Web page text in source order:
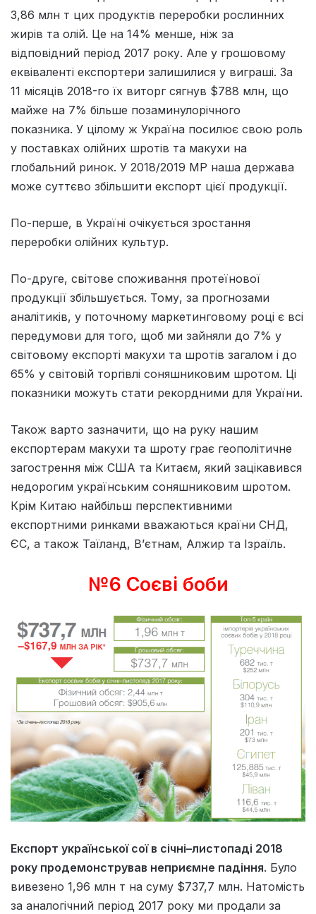
3,86 млн т цих продуктів переробки рослинних
жирів та олій. Це на 14% менше, ніж за
відповідний період 2017 року. Але у грошовому
еквіваленті експортери залишилися у виграші. За
11 місяців 2018-го їх виторг сягнув $788 млн, що
майже на 7% більше позаминулорічного
показника. У цілому ж Україна посилює свою роль
у поставках олійних шротів та макухи на
глобальний ринок. У 2018/2019 МР наша держава
може суттєво збільшити експорт цієї продукції.
По-перше, в Україні очікується зростання
переробки олійних культур.
По-друге, світове споживання протеїнової
продукції збільшується. Тому, за прогнозами
аналітиків, у поточному маркетинговому році є всі
передумови для того, щоб ми зайняли до 7% у
світовому експорті макухи та шротів загалом і до
65% у світовій торгівлі соняшниковим шротом. Ці
показники можуть стати рекордними для України.
Також варто зазначити, що на руку нашим
експортерам макухи та шроту грає геополітичне
загострення між США та Китаєм, який зацікавився
недорогим українським соняшниковим шротом.
Крім Китаю найбільш перспективними
експортними ринками вважаються країни СНД,
ЄС, а також Таїланд, В’єтнам, Алжир та Ізраїль.
№6 Соєві боби
Експорт української сої в січні–листопаді 2018
року продемонстрував неприємне падіння. Було
вивезено 1,96 млн т на суму $737,7 млн. Натомість
за аналогічний період 2017 року ми продали за